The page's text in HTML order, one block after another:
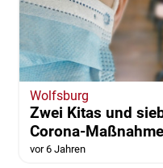
Wolfsburg
Zwei Kitas und
Corona-
vor 6 Jahren